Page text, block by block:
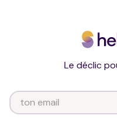
Le déclic